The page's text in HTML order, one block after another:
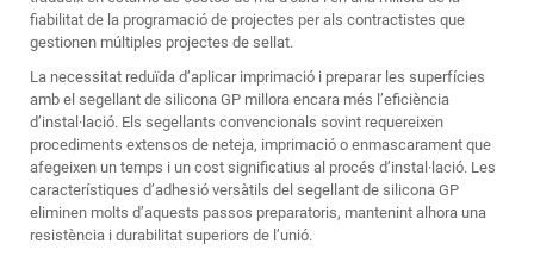
fiabilitat de la programació de projectes per als contractistes que
gestionen múltiples projectes de sellat.
La necessitat reduïda d’aplicar imprimació i preparar les superfícies
amb el segellant de silicona GP millora encara més l’eficiència
d’instal·lació. Els segellants convencionals sovint requereixen
procediments extensos de neteja, imprimació o enmascarament que
afegeixen un temps i un cost significatius al procés d’instal·lació. Les
característiques d’adhesió versàtils del segellant de silicona GP
eliminen molts d’aquests passos preparatoris, mantenint alhora una
resistència i durabilitat superiors de l’unió.